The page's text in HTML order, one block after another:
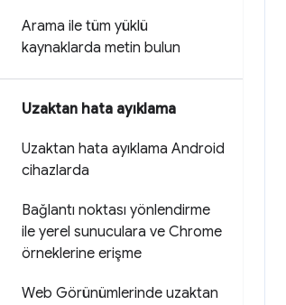
Arama ile tüm yüklü
kaynaklarda metin bulun
Uzaktan hata ayıklama
Uzaktan hata ayıklama Android
cihazlarda
Bağlantı noktası yönlendirme
ile yerel sunuculara ve Chrome
örneklerine erişme
Web Görünümlerinde uzaktan